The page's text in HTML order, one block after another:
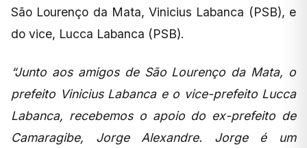
São Lourenço da Mata, Vinicius Labanca (PSB), e
do vice, Lucca Labanca (PSB).
“Junto aos amigos de São Lourenço da Mata, o
prefeito Vinicius Labanca e o vice-prefeito Lucca
Labanca, recebemos o apoio do ex-prefeito de
Camaragibe, Jorge Alexandre. Jorge é um